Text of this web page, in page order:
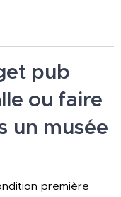
pub
ou faire
un musée
première